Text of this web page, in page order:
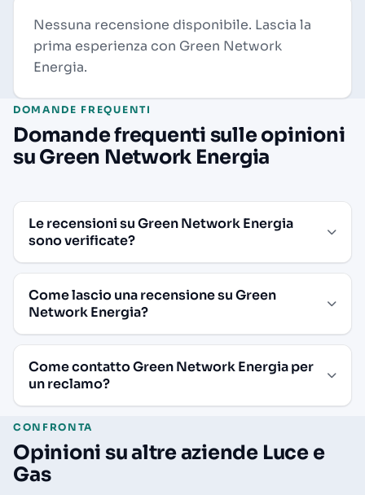
Nessuna recensione disponibile. Lascia la
prima esperienza con Green Network
Energia.
DOMANDE FREQUENTI
Domande frequenti sulle opinioni
su Green Network Energia
Le recensioni su Green Network Energia
sono verificate?
Come lascio una recensione su Green
Network Energia?
Come contatto Green Network Energia per
un reclamo?
CONFRONTA
Opinioni su altre aziende Luce e
Gas